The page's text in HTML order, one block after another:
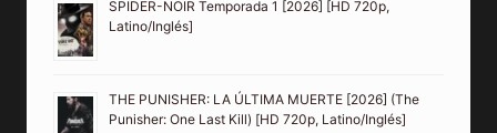
SPIDER-NOIR Temporada 1 [2026] [HD 720p,
Latino/Inglés]
THE PUNISHER: LA ÚLTIMA MUERTE [2026] (The
Punisher: One Last Kill) [HD 720p, Latino/Inglés]